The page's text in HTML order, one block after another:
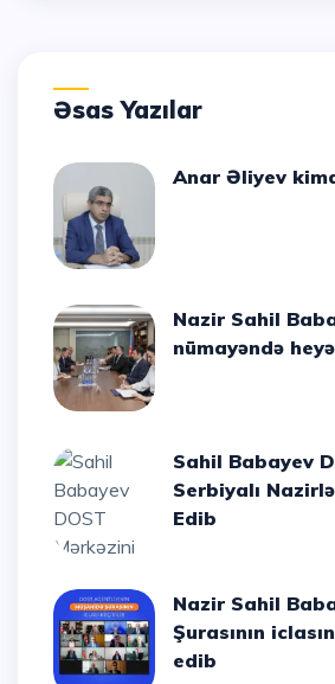
Əsas Yazılar
Anar Əliyev
Nazir Sahil Babayev Rusiya
nümayəndə
Sahil Babayev DOST Mərkəzini
Serbiyalı
Edib
Nazir Sahil Babayev Müşahidə
Şurasının
edib